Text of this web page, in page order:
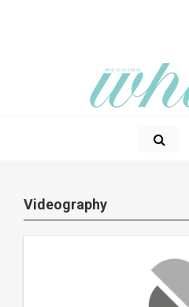
Videography